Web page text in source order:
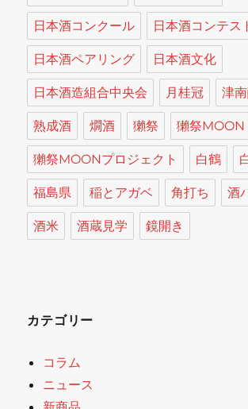
日本酒コンクール 日本酒コンテス
日本酒ペアリング 日本酒文化
日本酒造組合中央会 月桂冠 津
熟成酒 燗酒 獺祭 獺祭MOON
獺祭MOONプロジェクト 白鶴
福島県 稲とアガベ 角打ち 酒
酒米 酒蔵見学 鏡開き
カテゴリー
コラム
ニュース